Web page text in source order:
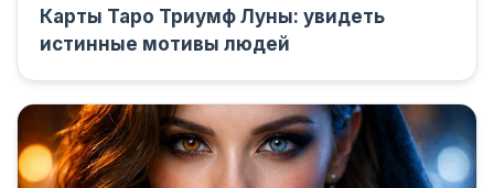
Карты Таро Триумф Луны: увидеть
истинные мотивы людей